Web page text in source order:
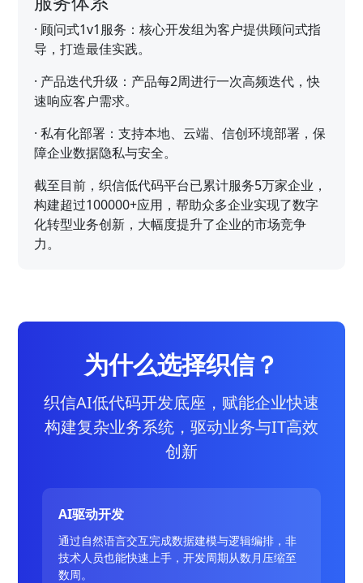
· 顾问式1v1服务：核心开发组为客户提供顾问式指
导，打造最佳实践。
· 产品迭代升级：产品每2周进行一次高频迭代，快
速响应客户需求。
·私有化部署：支持本地、云端、信创环境部署，保
障企业数据隐私与安全。
截至目前，织信低代码平台已累计服务5万家企业，
构建超过100000+应用，帮助众多企业实现了数字
化转型业务创新，大幅度提升了企业的市场竞争
力。
为什么选择织信？
织信AI低代码开发底座，赋能企业快速
构建复杂业务系统，驱动业务与IT高效
创新
AI驱动开发
通过自然语言交互完成数据建模与逻辑编排，非
技术人员也能快速上手，开发周期从数月压缩至
数周。